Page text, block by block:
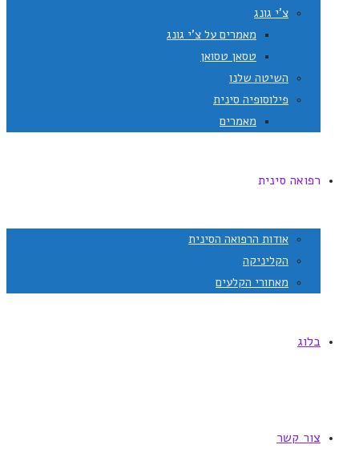
צ'י גונג
מאמרים על צ'י גונג
טסאן טסואן
השיטה שלנו
פילוסופיה סינית
מאמרים
רפואה סינית
אודות הרפואה הסינית
הקליניקה
מאחורי הקלעים
בלוג
צור קשר